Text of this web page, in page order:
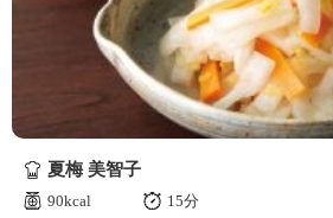
夏梅 美智子
90kcal
15分